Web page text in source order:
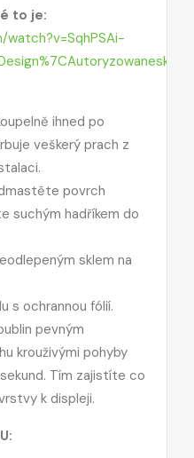
to je:
ihned po
veškerý prach z
povrch
suchým hadříkem do
sklem na
s ochrannou fólií.
pevným
krouživými pohyby
Tím zajistíte co
k displeji.